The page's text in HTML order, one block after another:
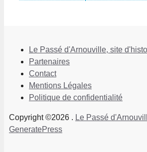
Le Passé d'Arnouville, site
Partenaires
Contact
Mentions Légales
Politique de confidentialité
Copyright ©2026 . Le Passé
GeneratePress